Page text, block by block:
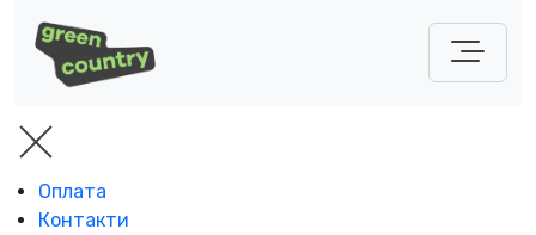
Оплата
Контакти